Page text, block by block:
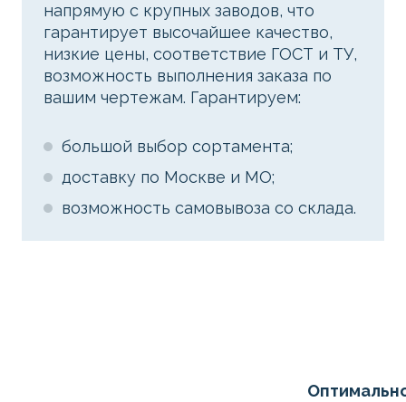
напрямую с крупных заводов, что
гарантирует высочайшее качество,
низкие цены, соответствие ГОСТ и ТУ,
возможность выполнения заказа по
вашим чертежам. Гарантируем:
большой выбор сортамента;
доставку по Москве и МО;
возможность самовывоза со склада.